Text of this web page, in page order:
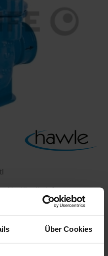
Über Cookies
Ventil mit strömungs-